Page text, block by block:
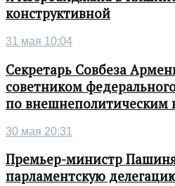
конструктивной
31 мая 10:04
Секретарь Совбеза
советником
по внешнеполитическим
30 мая 20:31
Премьер-министр
парламентскую